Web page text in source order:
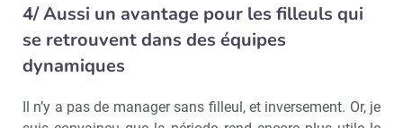
4/ Aussi un avantage pour les filleuls qui
se retrouvent dans des équipes
dynamiques
Il n’y a pas de manager sans filleul, et inversement. Or, je